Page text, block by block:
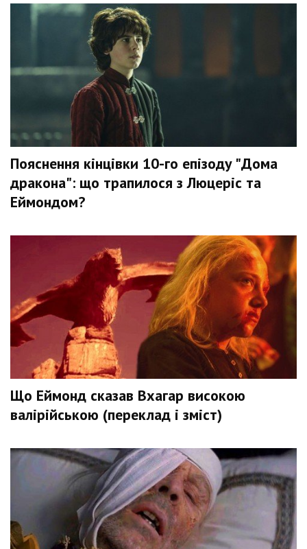
Пояснення кінцівки 10-го епізоду "Дома
дракона": що трапилося з Люцеріс та
Еймондом?
Що Еймонд сказав Вхагар високою
валірійською (переклад і зміст)